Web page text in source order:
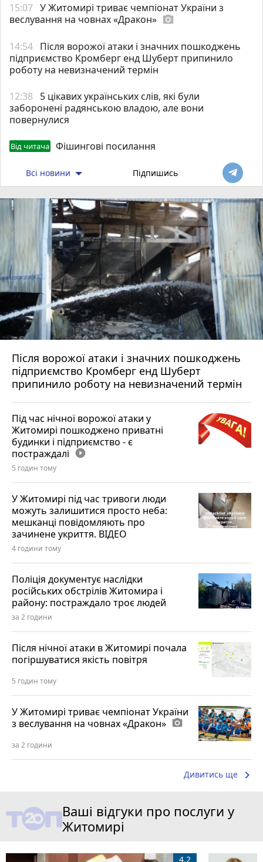
15:07 У Житомирі триває чемпіонат України з
веслування на човнах «Дракон» photo_camera
14:54 Після ворожої атаки і значних пошкоджень
підприємство Кромберг енд Шуберт припинило
роботу на невизначений термін
12:38
5 цікавих українських слів, які були
заборонені радянською владою, але вони
повернулися
Від читача Фішингові посилання
Всі новини Підпишись
Після ворожої атаки і значних пошкоджень
підприємство Кромберг енд Шуберт
припинило роботу на невизначений термін
Під час нічної ворожої атаки у
Житомирі пошкоджено приватні
будинки і підприємство - є
постраждалі play_circle_filled
5 годин тому
У Житомирі під час тривоги люди
можуть залишитися просто неба:
мешканці повідомляють про
зачинене укриття. ВІДЕО
4 години тому
Поліція документує наслідки
російських обстрілів Житомира і
району: постраждало троє людей
за 2 години
Після нічної атаки в Житомирі почала
погіршуватися якість повітря
5 годин тому
У Житомирі триває чемпіонат України
з веслування на човнах «Дракон» photo_camera
за 2 години
Дивитись ще keyboard_arrow_right
Ваші відгуки про послуги у
Житомирі
4.2